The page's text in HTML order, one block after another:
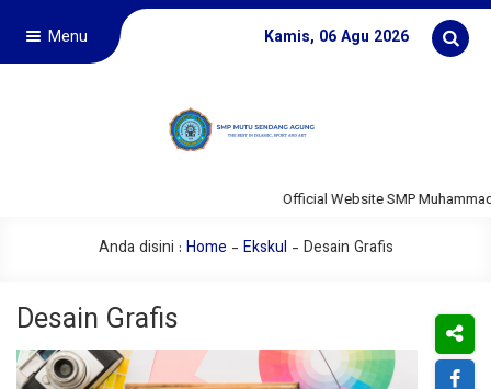
Menu Kamis, 06 Agu 2026
Official Website SMP
Anda disini : Home - Ekskul - Desain Grafis
Desain Grafis